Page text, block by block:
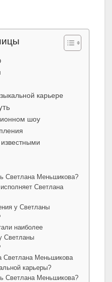
карьере
шоу
Светлана Меньшикова?
Светлана
у Светланы
наиболее
Светланы
Светлана Меньшикова
карьеры?
Светлана Меньшикова?